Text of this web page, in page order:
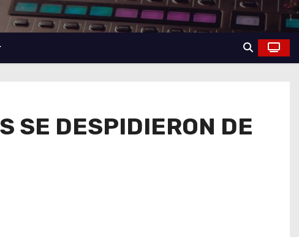
SE DESPIDIERON DE